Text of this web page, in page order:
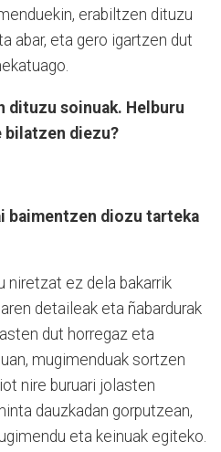
erabiltzen dituzu
abar, eta gero igartzen dut
dituzu soinuak. Helburu
bilatzen diezu?
baimentzen diozu tarteka
niretzat ez dela bakarrik
detaileak eta ñabardurak
dut horregaz eta
mugimenduak sortzen
nire buruari jolasten
dauzkadan gorputzean,
eta keinuak egiteko.